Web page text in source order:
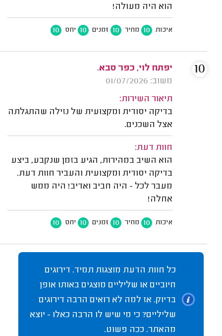
הוא היה מעולה!
איכות 10 מחיר 10 זמנים 10 יחס 10
יפתח לוי‬‎, כפר סבא.
משוב: 01/07/2026
תיאור השירות:
בדיקה יסודית ומקצועית של נזילה שהתגלתה
אצל השכנים.
חוות דעת:
הוא השיב במהירות, הגיע בזמן שנקבע, ביצע
בדיקה יסודית ומקצועית והעביר חוות דעת.
מעבר לכל - היה חביב ואדיב! היה ממש
אחלה!
איכות 10 מחיר 10 זמנים 10 יחס 10
10
כל חוות הדעת מוצגות תמיד. דירוגים
חיוביים או שליליים מוצגים באותו אופן
בדיוק. אז למה לא רואים הרבה דירוגים
שליליים? כי מי שיש לו הרבה כאלו - יוצא
מהאתר. ככה פשוט.